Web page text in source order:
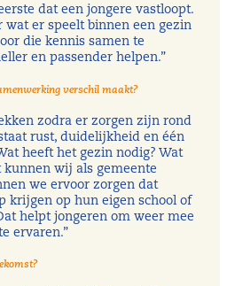
dat een jongere vastloopt.
wat er speelt binnen een gezin
die kennis samen te
en passender helpen.”
verschil maakt?
zodra er zorgen zijn rond
rust, duidelijkheid en één
heeft het gezin nodig? Wat
kunnen wij als gemeente
we ervoor zorgen dat
krijgen op hun eigen school of
helpt jongeren om weer mee
ervaren.”